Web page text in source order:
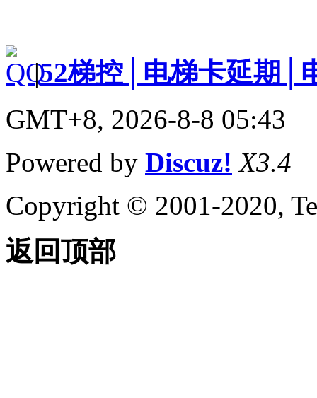
|52梯控│电梯卡延期│
GMT+8, 2026-8-8 05:43
Powered by Discuz! X3.4
Copyright © 2001-2020,
返回顶部